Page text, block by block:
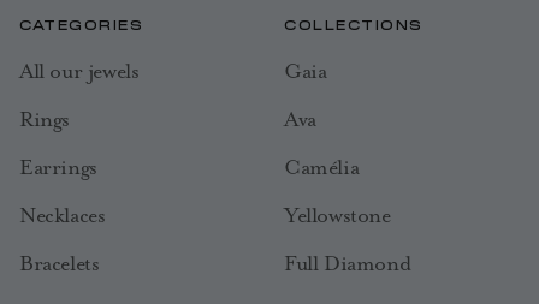
CATEGORIES
All our jewels
Rings
Earrings
Necklaces
Bracelets
COLLECTIONS
Gaia
Ava
Camélia
Yellowstone
Full Diamond